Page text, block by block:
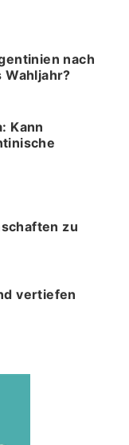
nach
Wahljahr?
Kann
zu
vertiefen